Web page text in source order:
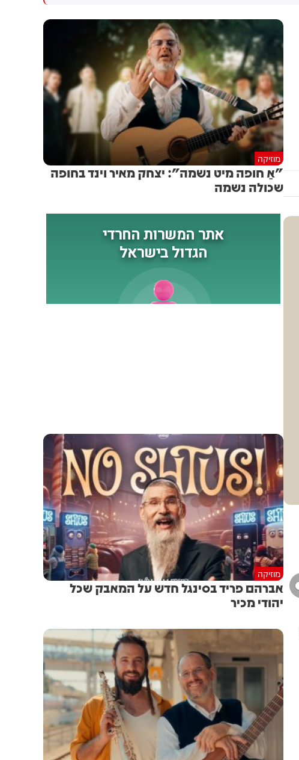
הבוקר בשכונת בקעה בירושלים
בזמן מעבר בהורמוז, שלושה
מהם במהלך השבוע
מוזיקה
"אַ חופה מיט נשמה": יצחק מאיר וינד בחופה
שכולה נשמה
מוזיקה
אברהם פריד בסינגל חדש על המאבק שכל
יהודי מכיר